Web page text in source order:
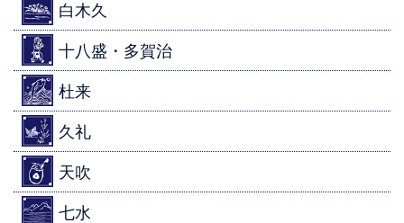
白木久
十八盛・多賀治
杜来
久礼
天吹
七水